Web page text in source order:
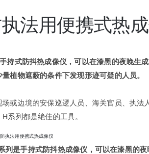
法用便携式热
持式防抖热成像仪，可以在漆黑的夜晚生
植物遮蔽的条件下发现形迹可疑的人员。
场或边境的安保巡逻人员、海关官员、执
H系列都是绝佳的工具。
执法用便携式热成像仪
列是手持式防抖热成像仪，可以在漆黑的